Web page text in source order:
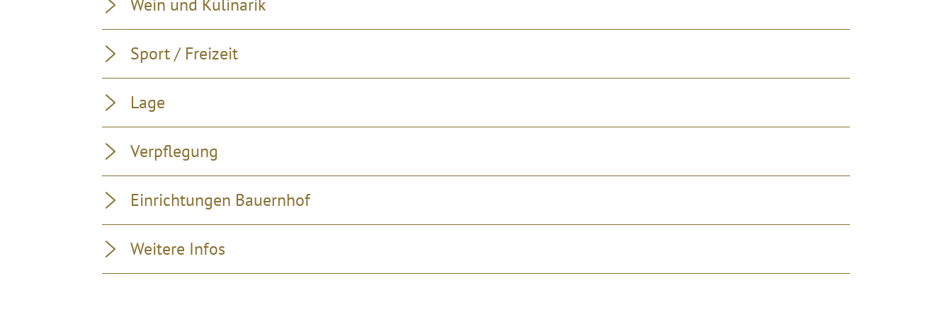
Wein und Kulinarik
Sport / Freizeit
Lage
Verpflegung
Einrichtungen Bauernhof
Weitere Infos